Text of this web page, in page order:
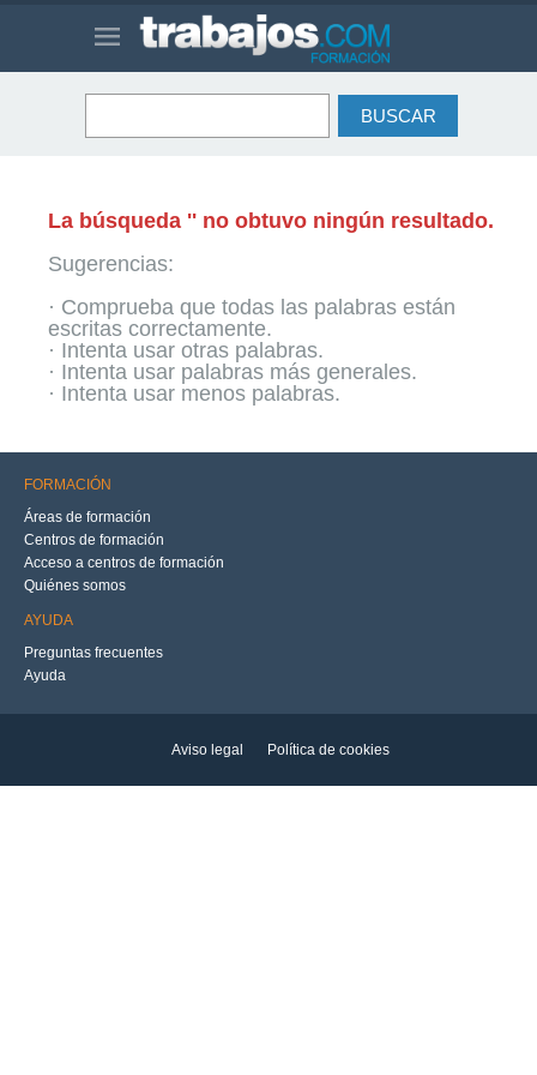
La búsqueda '' no obtuvo ningún resultado.
Sugerencias:
· Comprueba que todas las palabras están
escritas correctamente.
· Intenta usar otras palabras.
· Intenta usar palabras más generales.
· Intenta usar menos palabras.
FORMACIÓN
Áreas de formación
Centros de formación
Acceso a centros de formación
Quiénes somos
AYUDA
Preguntas frecuentes
Ayuda
Aviso legal Política de cookies